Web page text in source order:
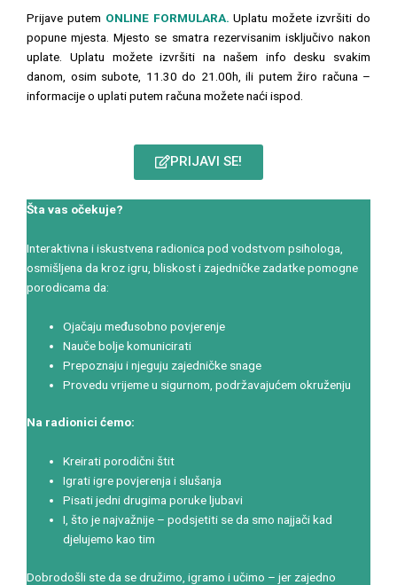
Prijave putem ONLINE FORMULARA. Uplatu možete izvršiti do
popune mjesta. Mjesto se smatra rezervisanim isključivo nakon
uplate. Uplatu možete izvršiti na našem info desku svakim
danom, osim subote, 11.30 do 21.00h, ili putem žiro računa –
informacije o uplati putem računa možete naći ispod.
PRIJAVI SE!
Šta vas očekuje?
Interaktivna i iskustvena radionica pod vodstvom psihologa,
osmišljena da kroz igru, bliskost i zajedničke zadatke pomogne
porodicama da:
Ojačaju međusobno povjerenje
Nauče bolje komunicirati
Prepoznaju i njeguju zajedničke snage
Provedu vrijeme u sigurnom, podržavajućem okruženju
Na radionici ćemo:
Kreirati porodični štit
Igrati igre povjerenja i slušanja
Pisati jedni drugima poruke ljubavi
I, što je najvažnije – podsjetiti se da smo najjači kad
djelujemo kao tim
Dobrodošli ste da se družimo, igramo i učimo – jer zajedno